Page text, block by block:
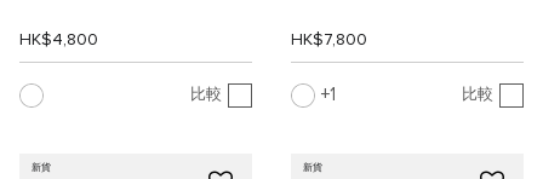
HK$4,800
比較
HK$7,800
1 比較
新貨 新貨